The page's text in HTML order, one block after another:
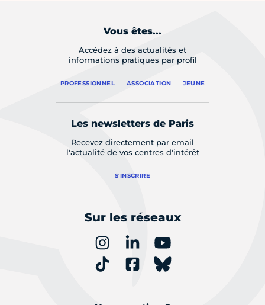
Vous êtes...
Accédez à des actualités et
informations pratiques par profil
PROFESSIONNEL ASSOCIATION JEUNE
Les newsletters de Paris
Recevez directement par email
l'actualité de vos centres d'intérêt
S'INSCRIRE
Sur les réseaux